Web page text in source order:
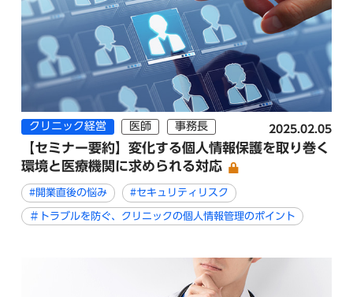
クリニック経営 医師 事務長 2025.02.05
【セミナー要約】変化する個人情報保護を取り巻く
環境と医療機関に求められる対応
#開業直後の悩み #セキュリティリスク
＃トラブルを防ぐ、クリニックの個人情報管理のポイント